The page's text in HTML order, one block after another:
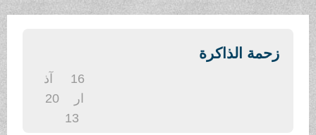
ث
زحمة الذاكرة
20